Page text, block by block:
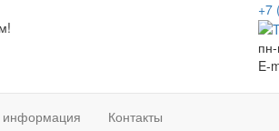
+7
E-
информация Контакты